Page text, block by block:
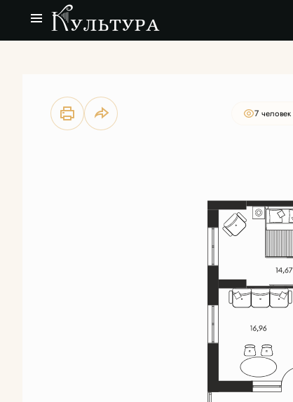
3-комнатная69.76 м
7 человек